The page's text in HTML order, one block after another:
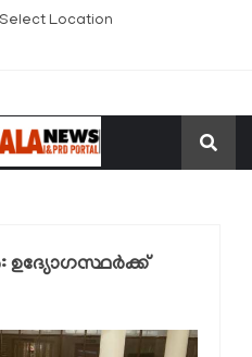
Select Location
ഉദ്യോഗസ്ഥർക്ക്